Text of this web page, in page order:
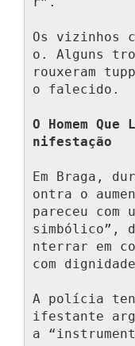
Os vizinhos
o. Alguns
rouxeram
o falecido.
O Homem
nifestação
Em Braga,
ontra o
pareceu com
simbólico”,
nterrar em
com
A polícia
ifestante
a